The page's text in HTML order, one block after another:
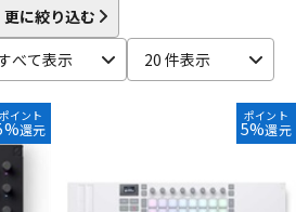
更に絞り込む
べて表示 20 件表示
ポイント
還元
ポイント
5%還元